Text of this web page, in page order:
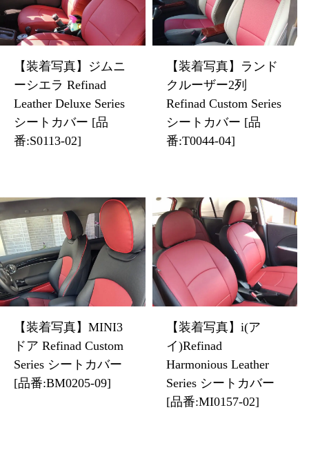
【装着写真】ジムニ
ーシエラ Refinad
Leather Deluxe Series
シートカバー [品
番:S0113-02]
【装着写真】ランド
クルーザー2列
Refinad Custom Series
シートカバー [品
番:T0044-04]
【装着写真】MINI3
ドア Refinad Custom
Series シートカバー
[品番:BM0205-09]
【装着写真】i(ア
イ)Refinad
Harmonious Leather
Series シートカバー
[品番:MI0157-02]